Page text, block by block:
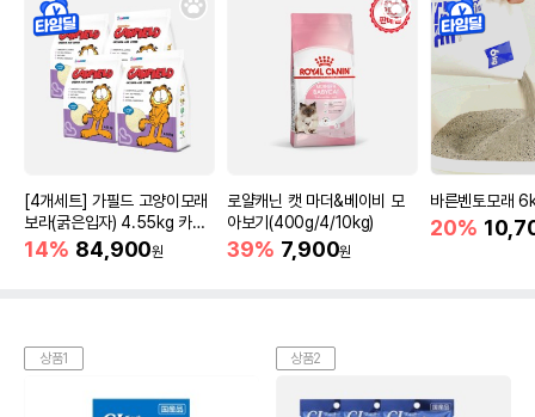
[4개세트] 가필드 고양이모래
보라(굵은입자) 4.55kg 카사
바모래
14% 84,900원
로얄캐닌 캣 마더&베이비 모
아보기(400g/4/10kg)
39% 7,900원
바른벤토모래
20%
상품1 상품2